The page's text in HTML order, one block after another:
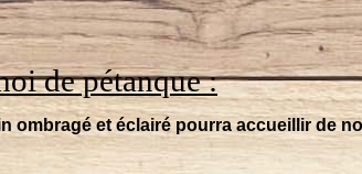
de pétanque :
ombragé et éclairé pourra accueillir de